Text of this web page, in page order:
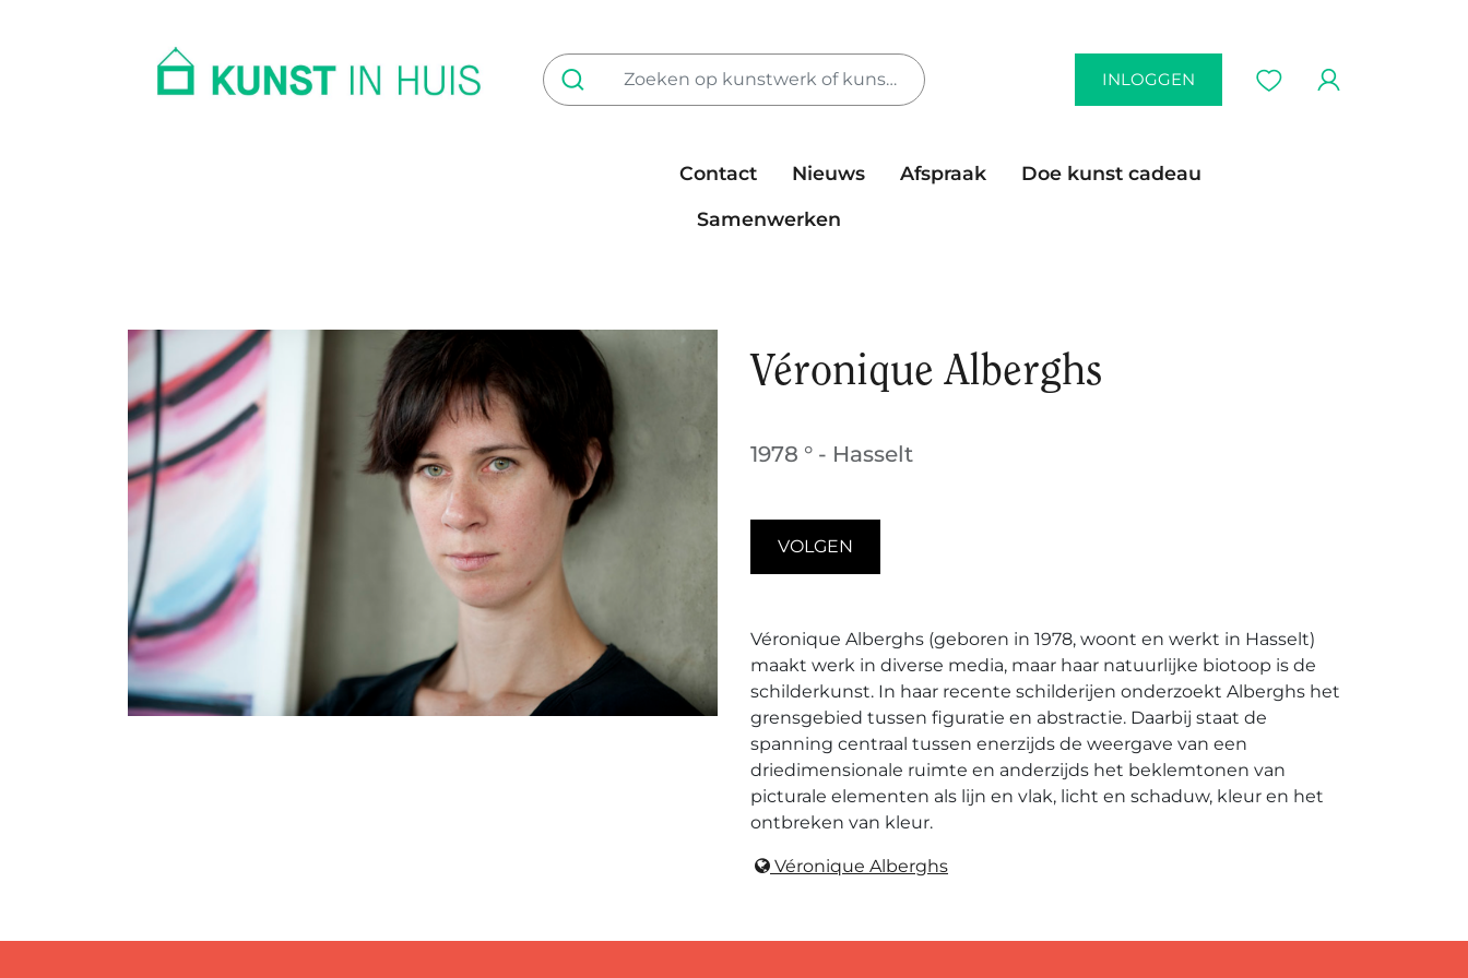
INLOGGEN
Contact Nieuws Afspraak
Doe kunst cadeau
Samenwerken
Véronique Alberghs
1978 ° - Hasselt
VOLGEN
Véronique Alberghs (geboren in 1978, woont en werkt in Hasselt)
maakt werk in diverse media, maar haar natuurlijke biotoop is de
schilderkunst. In haar recente schilderijen onderzoekt Alberghs het
grensgebied tussen figuratie en abstractie. Daarbij staat de
spanning centraal tussen enerzijds de weergave van een
driedimensionale ruimte en anderzijds het beklemtonen van
picturale elementen als lijn en vlak, licht en schaduw, kleur en het
ontbreken van kleur.
Véronique Alberghs